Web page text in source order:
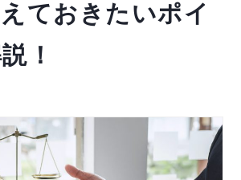
ておきたいポイ
！